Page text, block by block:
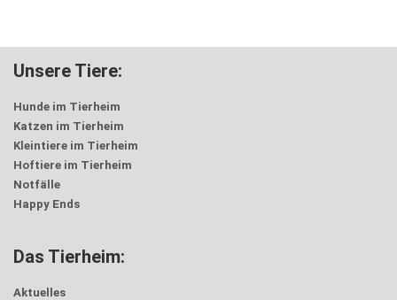
Unsere Tiere:
Hunde im Tierheim
Katzen im Tierheim
Kleintiere im Tierheim
Hoftiere im Tierheim
Notfälle
Happy Ends
Das Tierheim:
Aktuelles